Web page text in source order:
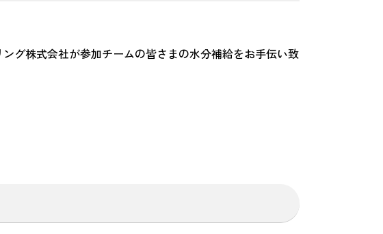
グ株式会社が参加チームの皆さまの水分補給をお手伝い致